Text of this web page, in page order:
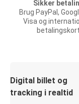
Sikker
Brug PayPal,
Visa og
betalingskort
Digital billet og
tracking i realtid